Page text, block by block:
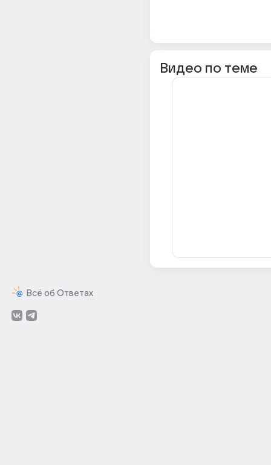
Всё об Ответах
Видео по теме